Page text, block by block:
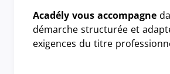
Acadély vous accompagne
démarche structurée et
exigences du titre